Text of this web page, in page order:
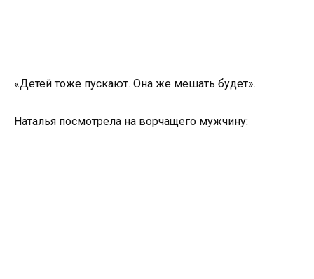
«Детей тоже пускают. Она же мешать будет».
Наталья посмотрела на ворчащего мужчину: